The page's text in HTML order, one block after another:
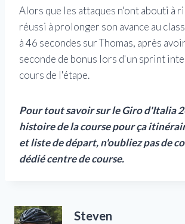
Alors que les attaques n'ont abouti à
réussi à prolonger son avance au
à 46 secondes sur Thomas, après
seconde de bonus lors d'un sprint
cours de l'étape.
Pour tout savoir sur le Giro d'Italia
histoire de la coursepour ça
etliste de départ, n'oubliez pas de
dédiécentre de course.
Steven